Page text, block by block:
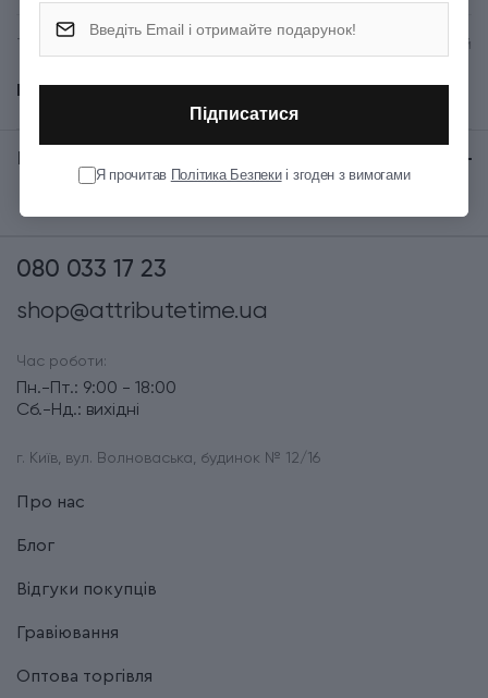
Тип випуску товару Серійний
Показати всі
Відгуки:
080 033 17 23
shop@attributetime.ua
Час роботи:
Пн.-Пт.: 9:00 - 18:00
Сб.-Нд.: вихідні
г. Київ, вул. Волноваська, будинок № 12/16
Про нас
Блог
Відгуки покупців
Гравіювання
Оптова торгівля
Підписатися
Я прочитав Політика Безпекиі згоден з вимогами